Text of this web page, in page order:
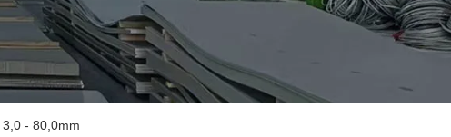
3,0 - 80,0mm